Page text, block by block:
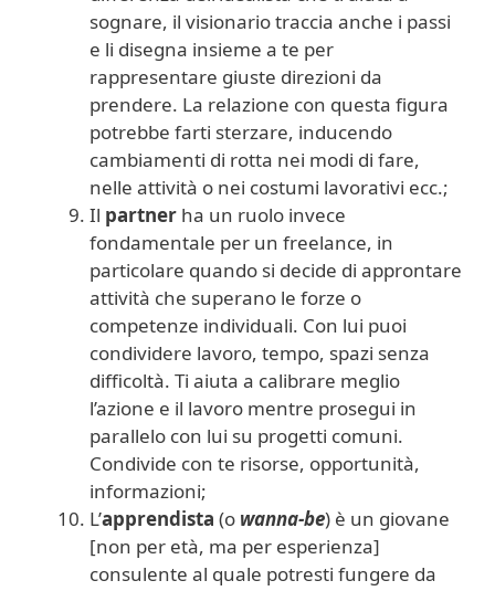
sognare, il visionario traccia anche i passi
e li disegna insieme a te per
rappresentare giuste direzioni da
prendere. La relazione con questa figura
potrebbe farti sterzare, inducendo
cambiamenti di rotta nei modi di fare,
nelle attività o nei costumi lavorativi ecc.;
Il partner ha un ruolo invece
fondamentale per un freelance, in
particolare quando si decide di approntare
attività che superano le forze o
competenze individuali. Con lui puoi
condividere lavoro, tempo, spazi senza
difficoltà. Ti aiuta a calibrare meglio
l’azione e il lavoro mentre prosegui in
parallelo con lui su progetti comuni.
Condivide con te risorse, opportunità,
informazioni;
L’apprendista (o wanna-be) è un giovane
[non per età, ma per esperienza]
consulente al quale potresti fungere da